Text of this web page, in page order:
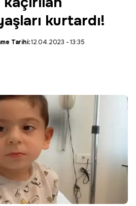
kurtardı!
Tarihi:12.04.2023 - 13:35